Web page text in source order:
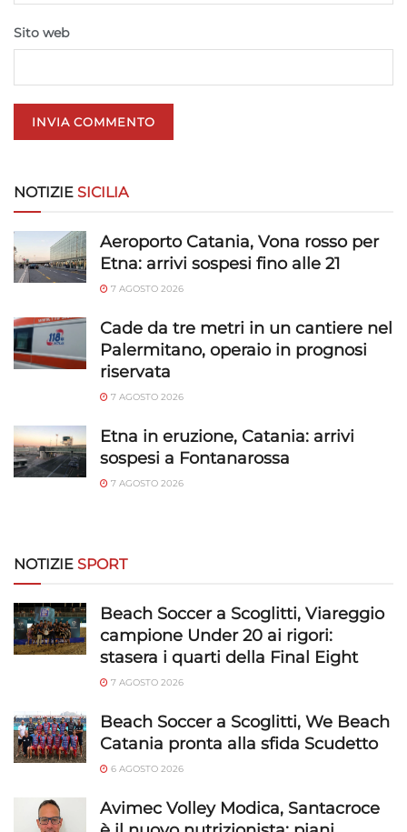
Sito web
NOTIZIE SICILIA
Aeroporto Catania, Vona rosso per
Etna: arrivi sospesi fino alle 21
7 AGOSTO 2026
Cade da tre metri in un cantiere nel
Palermitano, operaio in prognosi
riservata
7 AGOSTO 2026
Etna in eruzione, Catania: arrivi
sospesi a Fontanarossa
7 AGOSTO 2026
NOTIZIE SPORT
Beach Soccer a Scoglitti, Viareggio
campione Under 20 ai rigori:
stasera i quarti della Final Eight
7 AGOSTO 2026
Beach Soccer a Scoglitti, We Beach
Catania pronta alla sfida Scudetto
6 AGOSTO 2026
Avimec Volley Modica, Santacroce